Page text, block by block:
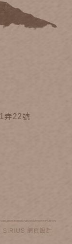
弄22號
SIRIUS 網頁設計